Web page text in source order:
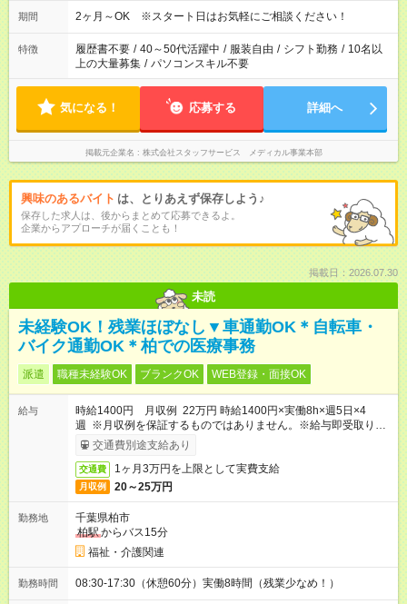
期間 2ヶ月～OK ※スタート日はお気軽にご相談ください！
特徴 履歴書不要 / 40～50代活躍中 / 服装自由 / シフト勤務 / 10名以
上の大量募集 / パソコンスキル不要
気になる！ 応募する 詳細へ
掲載元企業名 株式会社スタッフサービス メディカル事業本部
興味のあるバイト は、とりあえず保存しよう♪
保存した求人は、後からまとめて応募できるよ。
企業からアプローチが届くことも！
掲載日：2026.07.30
未読
未経験OK！残業ほぼなし▼車通勤OK＊自転車・
バイク通勤OK＊柏での医療事務
派遣 職種未経験OK ブランクOK WEB登録・面接OK
給与
時給1400円 月収例 22万円 時給1400円×実働8h×週5日×4
週 ※月収例を保証するものではありません。※給与即受取りサ
ービス利用可（利用条件有）
交通費別途支給あり
交通費 1ヶ月3万円を上限として実費支給
月収例 20～25万円
勤務地
千葉県柏市
柏駅からバス15分
福祉・介護関連
勤務時間 08:30-17:30（休憩60分）実働8時間（残業少なめ！）